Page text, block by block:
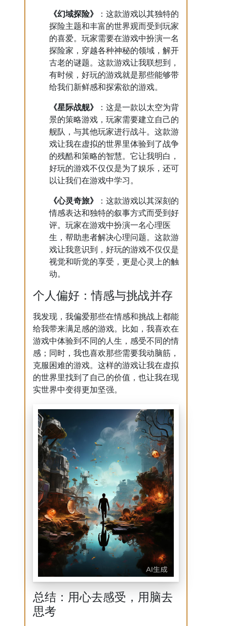
《幻域探险》
：这款游戏以其独特的
探险主题和丰富的世界观而受到玩家
的喜爱。玩家需要在游戏中扮演一名
探险家，穿越各种神秘的领域，解开
古老的谜题。这款游戏让我联想到，
有时候，好玩的游戏就是那些能够带
给我们新鲜感和探索欲的游戏。
《星际战舰》
：这是一款以太空为背
景的策略游戏，玩家需要建立自己的
舰队，与其他玩家进行战斗。这款游
戏让我在虚拟的世界里体验到了战争
的残酷和策略的智慧。它让我明白，
好玩的游戏不仅仅是为了娱乐，还可
以让我们在游戏中学习。
《心灵奇旅》
：这款游戏以其深刻的
情感表达和独特的叙事方式而受到好
评。玩家在游戏中扮演一名心理医
生，帮助患者解决心理问题。这款游
戏让我意识到，好玩的游戏不仅仅是
视觉和听觉的享受，更是心灵上的触
动。
个人偏好：情感与挑战并存
我发现，我偏爱那些在情感和挑战上都能
给我带来满足感的游戏。比如，我喜欢在
游戏中体验到不同的人生，感受不同的情
感；同时，我也喜欢那些需要我动脑筋，
克服困难的游戏。这样的游戏让我在虚拟
的世界里找到了自己的价值，也让我在现
实世界中变得更加坚强。
总结：用心去感受，用脑去
思考